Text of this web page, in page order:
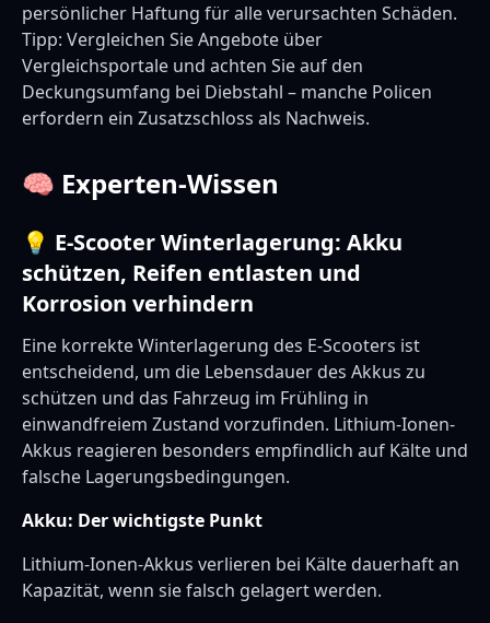
persönlicher Haftung für alle verursachten Schäden.
Tipp: Vergleichen Sie Angebote über
Vergleichsportale und achten Sie auf den
Deckungsumfang bei Diebstahl – manche Policen
erfordern ein Zusatzschloss als Nachweis.
🧠 Experten-Wissen
💡 E-Scooter Winterlagerung: Akku
schützen, Reifen entlasten und
Korrosion verhindern
Eine korrekte Winterlagerung des E-Scooters ist
entscheidend, um die Lebensdauer des Akkus zu
schützen und das Fahrzeug im Frühling in
einwandfreiem Zustand vorzufinden. Lithium-Ionen-
Akkus reagieren besonders empfindlich auf Kälte und
falsche Lagerungsbedingungen.
Akku: Der wichtigste Punkt
Lithium-Ionen-Akkus verlieren bei Kälte dauerhaft an
Kapazität, wenn sie falsch gelagert werden.